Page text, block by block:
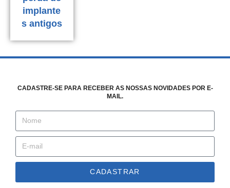
implante
s antigos
CADASTRE-SE PARA RECEBER AS NOSSAS NOVIDADES POR E-
MAIL.
CADASTRAR